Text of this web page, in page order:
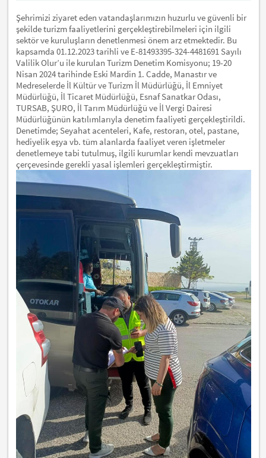
Şehrimizi ziyaret eden vatandaşlarımızın huzurlu ve güvenli bir
şekilde turizm faaliyetlerini gerçekleştirebilmeleri için ilgili
sektör ve kuruluşların denetlenmesi önem arz etmektedir. Bu
kapsamda 01.12.2023 tarihli ve E-81493395-324-4481691 Sayılı
Valilik Olur’u ile kurulan Turizm Denetim Komisyonu; 19-20
Nisan 2024 tarihinde Eski Mardin 1. Cadde, Manastır ve
Medreselerde İl Kültür ve Turizm İl Müdürlüğü, İl Emniyet
Müdürlüğü, İl Ticaret Müdürlüğü, Esnaf Sanatkar Odası,
TURSAB, ŞURO, İl Tarım Müdürlüğü ve İl Vergi Dairesi
Müdürlüğünün katılımlarıyla denetim faaliyeti gerçekleştirildi.
Denetimde; Seyahat acenteleri, Kafe, restoran, otel, pastane,
hediyelik eşya vb. tüm alanlarda faaliyet veren işletmeler
denetlemeye tabi tutulmuş, ilgili kurumlar kendi mevzuatları
çerçevesinde gerekli yasal işlemleri gerçekleştirmiştir.